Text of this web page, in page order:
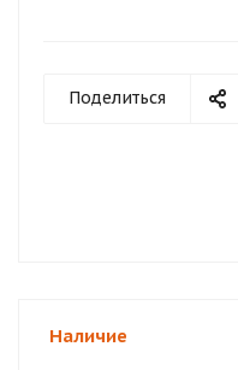
Поделиться
Наличие